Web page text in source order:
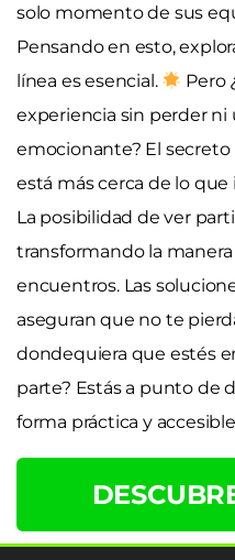
solo momento de sus
Pensando en esto,
línea es esencial.
Pero
experiencia sin perder ni
emocionante? El secreto
está más cerca de lo que
La posibilidad de ver
transformando la
encuentros. Las
aseguran que no te
dondequiera que estés
parte? Estás a punto de
forma práctica y